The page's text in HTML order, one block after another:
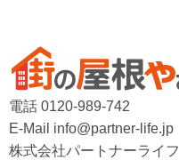
電話 0120-989-742
E-Mail info@partner-life.jp
株式会社パートナーライフ